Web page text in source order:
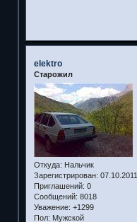
elektro
Старожил
Откуда: Нальчик
Зарегистрирован: 07.10.2011
Приглашений: 0
Сообщений: 8018
Уважение: +1299
Пол: Мужской